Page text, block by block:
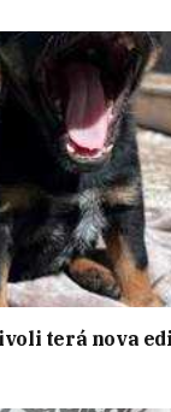
terá nova